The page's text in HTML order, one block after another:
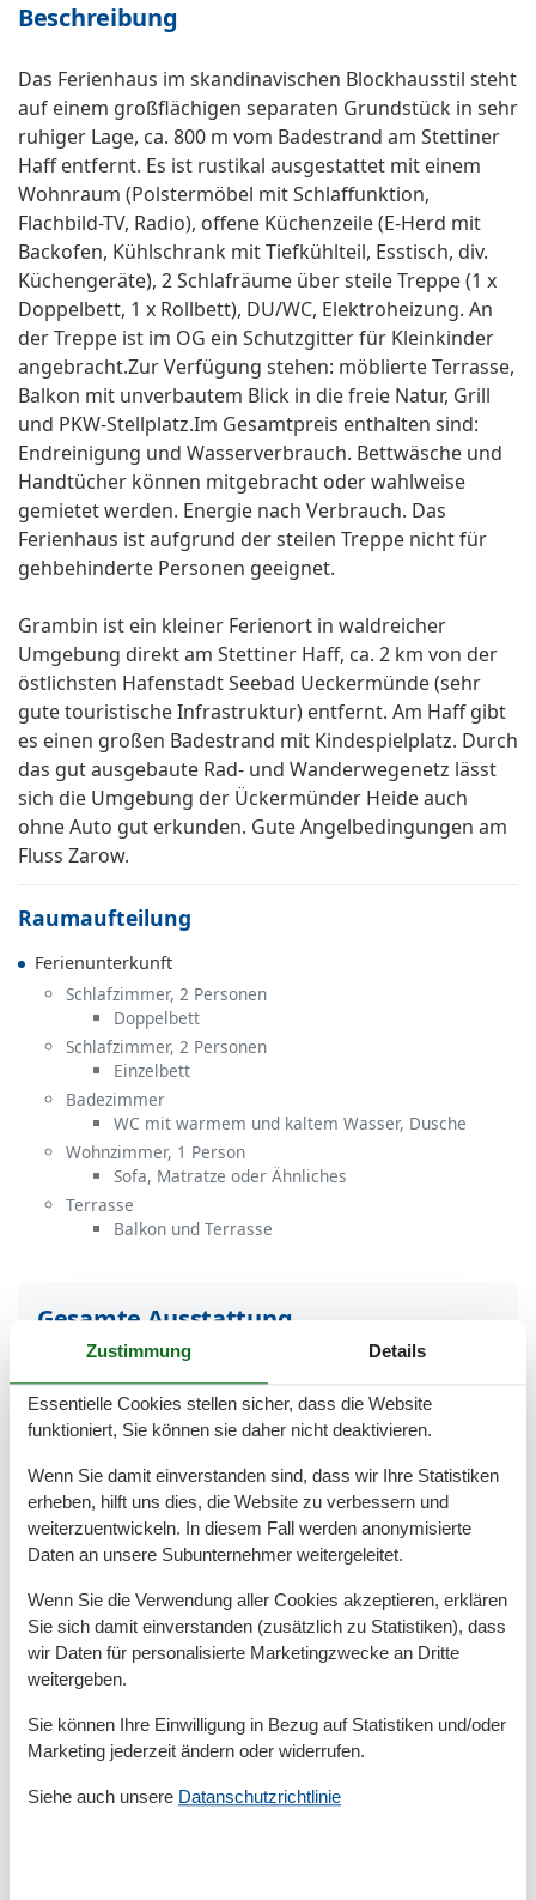
Beschreibung
Das Ferienhaus im skandinavischen Blockhausstil steht
auf einem großflächigen separaten Grundstück in sehr
ruhiger Lage, ca. 800 m vom Badestrand am Stettiner
Haff entfernt. Es ist rustikal ausgestattet mit einem
Wohnraum (Polstermöbel mit Schlaffunktion,
Flachbild-TV, Radio), offene Küchenzeile (E-Herd mit
Backofen, Kühlschrank mit Tiefkühlteil, Esstisch, div.
Küchengeräte), 2 Schlafräume über steile Treppe (1 x
Doppelbett, 1 x Rollbett), DU/WC, Elektroheizung. An
der Treppe ist im OG ein Schutzgitter für Kleinkinder
angebracht.Zur Verfügung stehen: möblierte Terrasse,
Balkon mit unverbautem Blick in die freie Natur, Grill
und PKW-Stellplatz.Im Gesamtpreis enthalten sind:
Endreinigung und Wasserverbrauch. Bettwäsche und
Handtücher können mitgebracht oder wahlweise
gemietet werden. Energie nach Verbrauch. Das
Ferienhaus ist aufgrund der steilen Treppe nicht für
gehbehinderte Personen geeignet.
Grambin ist ein kleiner Ferienort in waldreicher
Umgebung direkt am Stettiner Haff, ca. 2 km von der
östlichsten Hafenstadt Seebad Ueckermünde (sehr
gute touristische Infrastruktur) entfernt. Am Haff gibt
es einen großen Badestrand mit Kindespielplatz. Durch
das gut ausgebaute Rad- und Wanderwegenetz lässt
sich die Umgebung der Ückermünder Heide auch
ohne Auto gut erkunden. Gute Angelbedingungen am
Fluss Zarow.
Raumaufteilung
Ferienunterkunft
Schlafzimmer, 2 Personen
Doppelbett
Schlafzimmer, 2 Personen
Einzelbett
Badezimmer
WC mit warmem und kaltem Wasser, Dusche
Wohnzimmer, 1 Person
Sofa, Matratze oder Ähnliches
Terrasse
Balkon und Terrasse
Gesamte Ausstattung
TOILETTE. Heißes und kaltes Wasser
Anzahl Haustiere
1
Anzahl Kinderbetten
Baujahr
1995
Ferienhaus
Heizung, Elektroheizung
Kabel TV
Renoviert
Strom und Heizung exkl.
Draußen
Grill
Zustimmung Details
Essentielle Cookies stellen sicher, dass die Website
funktioniert, Sie können sie daher nicht deaktivieren.
Wenn Sie damit einverstanden sind, dass wir Ihre Statistiken
erheben, hilft uns dies, die Website zu verbessern und
weiterzuentwickeln. In diesem Fall werden anonymisierte
Daten an unsere Subunternehmer weitergeleitet.
Wenn Sie die Verwendung aller Cookies akzeptieren, erklären
Sie sich damit einverstanden (zusätzlich zu Statistiken), dass
wir Daten für personalisierte Marketingzwecke an Dritte
weitergeben.
Sie können Ihre Einwilligung in Bezug auf Statistiken und/oder
Marketing jederzeit ändern oder widerrufen.
Siehe auch unsere Datanschutzrichtlinie